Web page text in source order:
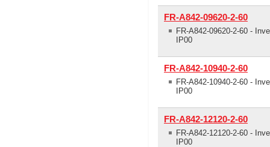
FR-A842-09620-2-60
FR-A842-09620-2-60 -
IP00
FR-A842-10940-2-60
FR-A842-10940-2-60 -
IP00
FR-A842-12120-2-60
FR-A842-12120-2-60 -
IP00